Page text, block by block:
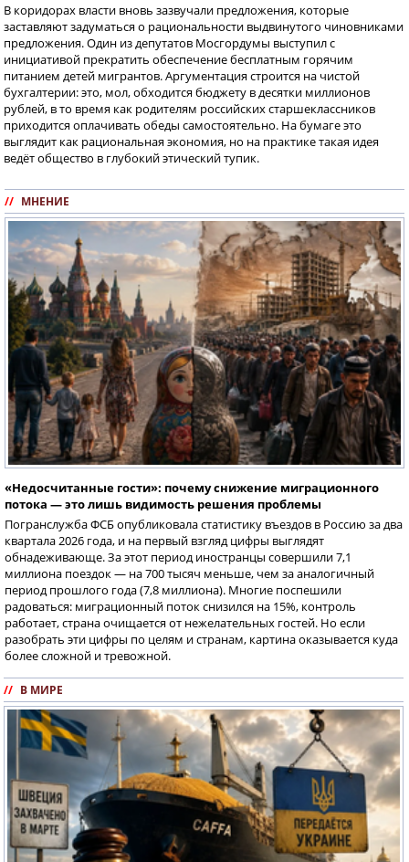
В коридорах власти вновь зазвучали предложения, которые
заставляют задуматься о рациональности выдвинутого чиновниками
предложения. Один из депутатов Мосгордумы выступил с
инициативой прекратить обеспечение бесплатным горячим
питанием детей мигрантов. Аргументация строится на чистой
бухгалтерии: это, мол, обходится бюджету в десятки миллионов
рублей, в то время как родителям российских старшеклассников
приходится оплачивать обеды самостоятельно. На бумаге это
выглядит как рациональная экономия, но на практике такая идея
ведёт общество в глубокий этический тупик.
// МНЕНИЕ
«Недосчитанные гости»: почему снижение миграционного
потока — это лишь видимость решения проблемы
Погранслужба ФСБ опубликовала статистику въездов в Россию за два
квартала 2026 года, и на первый взгляд цифры выглядят
обнадеживающе. За этот период иностранцы совершили 7,1
миллиона поездок — на 700 тысяч меньше, чем за аналогичный
период прошлого года (7,8 миллиона). Многие поспешили
радоваться: миграционный поток снизился на 15%, контроль
работает, страна очищается от нежелательных гостей. Но если
разобрать эти цифры по целям и странам, картина оказывается куда
более сложной и тревожной.
// В МИРЕ